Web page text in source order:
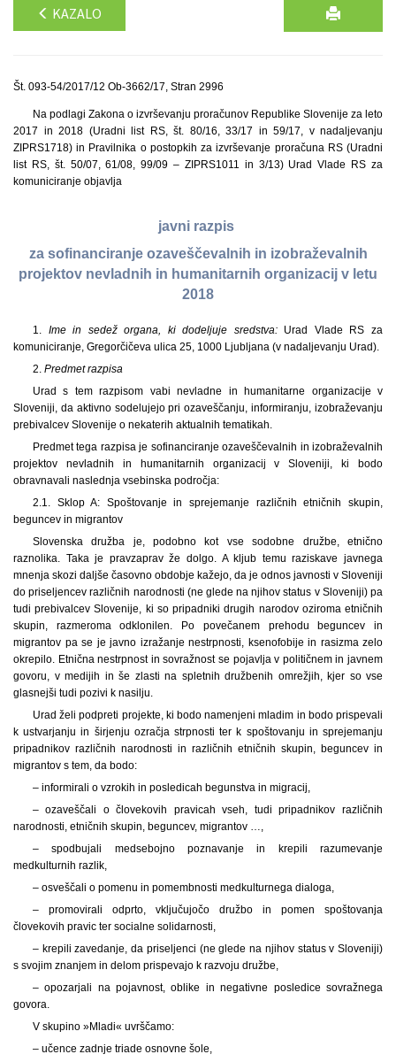
KAZALO
Št. 093-54/2017/12 Ob-3662/17, Stran 2996
Na podlagi Zakona o izvrševanju proračunov Republike Slovenije za leto
2017 in 2018 (Uradni list RS, št. 80/16, 33/17 in 59/17, v nadaljevanju
ZIPRS1718) in Pravilnika o postopkih za izvrševanje proračuna RS (Uradni
list RS, št. 50/07, 61/08, 99/09 – ZIPRS1011 in 3/13) Urad Vlade RS za
komuniciranje objavlja
javni razpis
za sofinanciranje ozaveščevalnih in izobraževalnih
projektov nevladnih in humanitarnih organizacij v letu
2018
1. Ime in sedež organa, ki dodeljuje sredstva:Urad Vlade RS za
komuniciranje, Gregorčičeva ulica 25, 1000 Ljubljana (v nadaljevanju Urad).
2. Predmet razpisa
Urad s tem razpisom vabi nevladne in humanitarne organizacije v
Sloveniji, da aktivno sodelujejo pri ozaveščanju, informiranju, izobraževanju
prebivalcev Slovenije o nekaterih aktualnih tematikah.
Predmet tega razpisa je sofinanciranje ozaveščevalnih in izobraževalnih
projektov nevladnih in humanitarnih organizacij v Sloveniji, ki bodo
obravnavali naslednja vsebinska področja:
2.1. Sklop A: Spoštovanje in sprejemanje različnih etničnih skupin,
beguncev in migrantov
Slovenska družba je, podobno kot vse sodobne družbe, etnično
raznolika. Taka je pravzaprav že dolgo. A kljub temu raziskave javnega
mnenja skozi daljše časovno obdobje kažejo, da je odnos javnosti v Sloveniji
do priseljencev različnih narodnosti (ne glede na njihov status v Sloveniji) pa
tudi prebivalcev Slovenije, ki so pripadniki drugih narodov oziroma etničnih
skupin, razmeroma odklonilen. Po povečanem prehodu beguncev in
migrantov pa se je javno izražanje nestrpnosti, ksenofobije in rasizma zelo
okrepilo. Etnična nestrpnost in sovražnost se pojavlja v političnem in javnem
govoru, v medijih in še zlasti na spletnih družbenih omrežjih, kjer so vse
glasnejši tudi pozivi k nasilju.
Urad želi podpreti projekte, ki bodo namenjeni mladim in bodo prispevali
k ustvarjanju in širjenju ozračja strpnosti ter k spoštovanju in sprejemanju
pripadnikov različnih narodnosti in različnih etničnih skupin, beguncev in
migrantov s tem, da bodo:
– informirali o vzrokih in posledicah begunstva in migracij,
– ozaveščali o človekovih pravicah vseh, tudi pripadnikov različnih
narodnosti, etničnih skupin, beguncev, migrantov …,
– spodbujali medsebojno poznavanje in krepili razumevanje
medkulturnih razlik,
– osveščali o pomenu in pomembnosti medkulturnega dialoga,
– promovirali odprto, vključujočo družbo in pomen spoštovanja
človekovih pravic ter socialne solidarnosti,
– krepili zavedanje, da priseljenci (ne glede na njihov status v Sloveniji)
s svojim znanjem in delom prispevajo k razvoju družbe,
– opozarjali na pojavnost, oblike in negativne posledice sovražnega
govora.
V skupino »Mladi« uvrščamo:
– učence zadnje triade osnovne šole,